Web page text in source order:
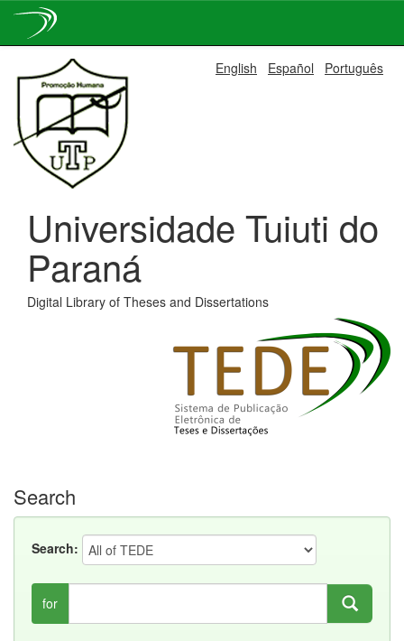
navigation
English Español Português
Universidade Tuiuti do
Paraná
Digital Library of Theses and Dissertations
Search
Search:
for